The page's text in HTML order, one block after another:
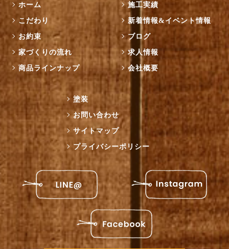
ホーム
こだわり
お約束
家づくりの流れ
商品ラインナップ
施工実績
新着情報&イベント情報
ブログ
求人情報
会社概要
塗装
お問い合わせ
サイトマップ
プライバシーポリシー